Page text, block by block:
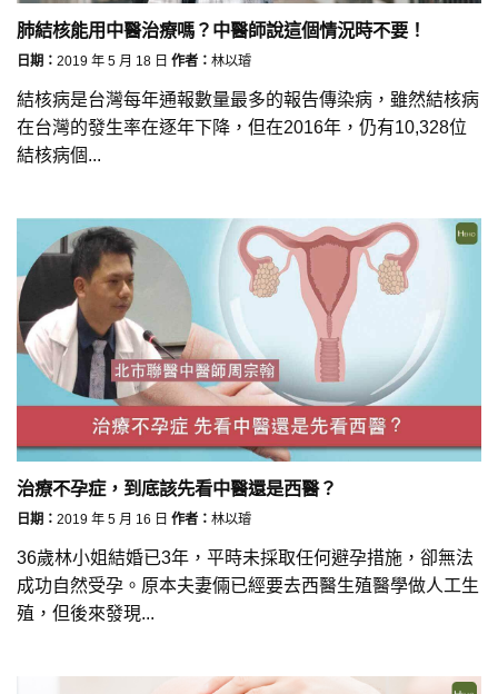
肺結核能用中醫治療嗎？中醫師說這個情況時不要！
日期： 2019 年 5 月 18 日 作者： 林以璿
結核病是台灣每年通報數量最多的報告傳染病，雖然結核病
在台灣的發生率在逐年下降，但在2016年，仍有10,328位
結核病個...
治療不孕症，到底該先看中醫還是西醫？
日期： 2019 年 5 月 16 日 作者： 林以璿
36歲林小姐結婚已3年，平時未採取任何避孕措施，卻無法
成功自然受孕。原本夫妻倆已經要去西醫生殖醫學做人工生
殖，但後來發現...